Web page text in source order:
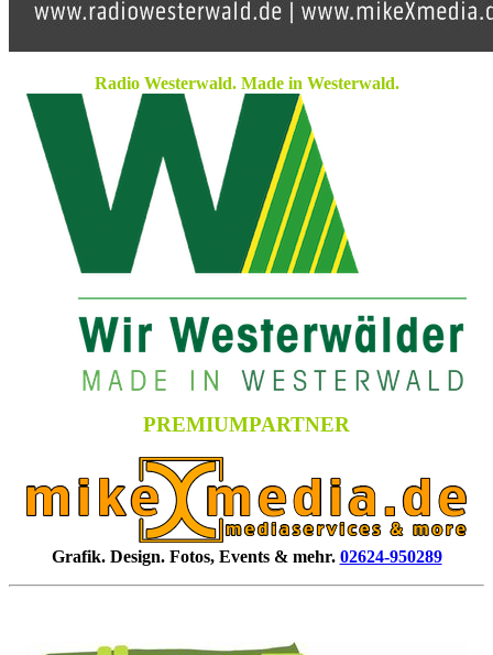
Radio Westerwald. Made in Westerwald.
PREMIUMPARTNER
Grafik. Design. Fotos, Events & mehr. 02624-950289